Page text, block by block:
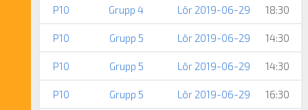
P10 Grupp 4 Lör 2019-06-29 18:30
P10 Grupp 5 Lör 2019-06-29 14:30
P10 Grupp 5 Lör 2019-06-29 14:30
P10 Grupp 5 Lör 2019-06-29 16:30